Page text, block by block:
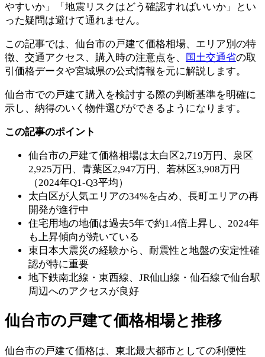
やすいか」「地震リスクはどう確認すればいいか」とい
った疑問は避けて通れません。
この記事では、仙台市の戸建て価格相場、エリア別の特
徴、交通アクセス、購入時の注意点を、
国土交通省の取
引価格データや宮城県の公式情報を元に解説します。
仙台市での戸建て購入を検討する際の判断基準を明確に
示し、納得のいく物件選びができるようになります。
この記事のポイント
仙台市の戸建て価格相場は太白区2,719万円、泉区
2,925万円、青葉区2,947万円、若林区3,908万円
（2024年Q1-Q3平均）
太白区が人気エリアの34%を占め、長町エリアの再
開発が進行中
住宅用地の地価は過去5年で約1.4倍上昇し、2024年
も上昇傾向が続いている
東日本大震災の経験から、耐震性と地盤の安定性確
認が特に重要
地下鉄南北線・東西線、JR仙山線・仙石線で仙台駅
周辺へのアクセスが良好
仙台市の戸建て価格相場と推移
仙台市の戸建て価格は、東北最大都市としての利便性